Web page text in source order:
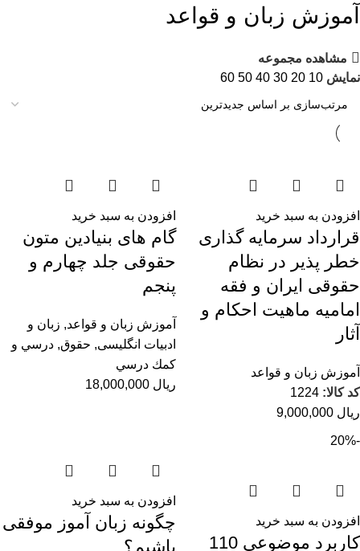
آموزش زبان و قواعد
مشاهده مجموعه
نمایش 10
20
30
40
50
60
افزودن به سبد خرید
قرارداد سرمایه گذاری
خطر پذیر در نظام
حقوقی ایران و فقه
امامیه ماهیت احکام و
آثار
آموزش زبان و قواعد
کد کالا: 1224
ریال
افزودن به سبد خرید
گام های بنیادین متون
حقوقی جلد چهارم و
پنجم
آموزش زبان و قواعد, زبان و
ادبیات انگلیسی, حقوق, درسي و
كمك درسي
ریال
-20%
افزودن به سبد خرید
کاربرد موضوعی 110
افزودن به سبد خرید
چگونه زبان آموز موفقی
باشیم؟